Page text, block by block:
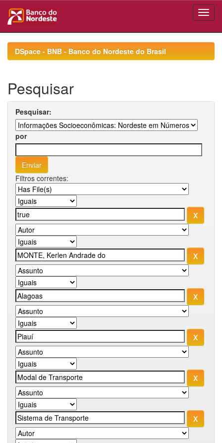
navigationDSpace - BNB - Banco do Nordeste do Brasil
Pesquisar
Pesquisar:
por
Filtros correntes: